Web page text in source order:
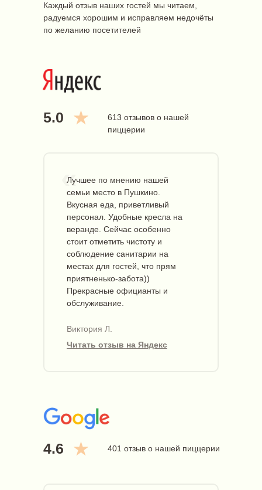
Каждый отзыв наших гостей мы читаем,
радуемся хорошим и исправляем недочёты
по желанию посетителей
613 отзывов о нашей
пиццерии
5.0
Лучшее по мнению нашей
семьи место в Пушкино.
Вкусная еда, приветливый
персонал. Удобные кресла на
веранде. Сейчас особенно
стоит отметить чистоту и
соблюдение санитарии на
местах для гостей, что прям
приятненько-забота))
Прекрасные официанты и
обслуживание.
«
Виктория Л.
Читать отзыв на Яндекс
401 отзыв о нашей пиццерии
4.6